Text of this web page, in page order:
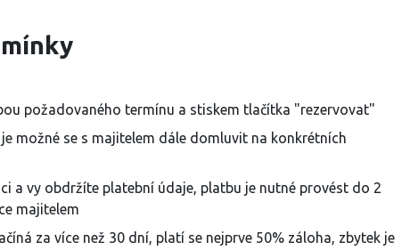
požadovaného termínu a stiskem tlačítka "rezervovat"
možné se s majitelem dále domluvit na konkrétních
a vy obdržíte platební údaje, platbu je nutné provést do 2
majitelem
za více než 30 dní, platí se nejprve 50% záloha, zbytek je